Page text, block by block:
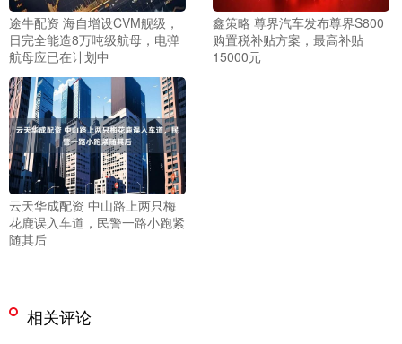
途牛配资 海自增设CVM舰级，
日完全能造8万吨级航母，电弹
航母应已在计划中
鑫策略 尊界汽车发布尊界S800
购置税补贴方案，最高补贴
15000元
云天华成配资 中山路上两只梅
花鹿误入车道，民警一路小跑紧
随其后
相关评论